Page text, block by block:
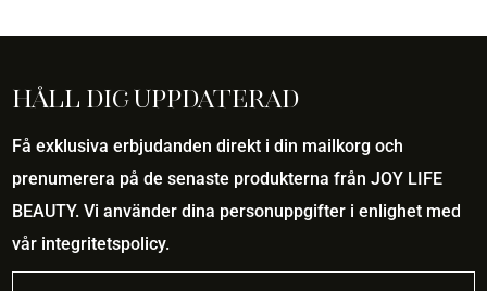
Håll dig uppdaterad
Få exklusiva erbjudanden direkt i din mailkorg och
prenumerera på de senaste produkterna från JOY LIFE
BEAUTY. Vi använder dina personuppgifter i enlighet med
vår integritetspolicy.